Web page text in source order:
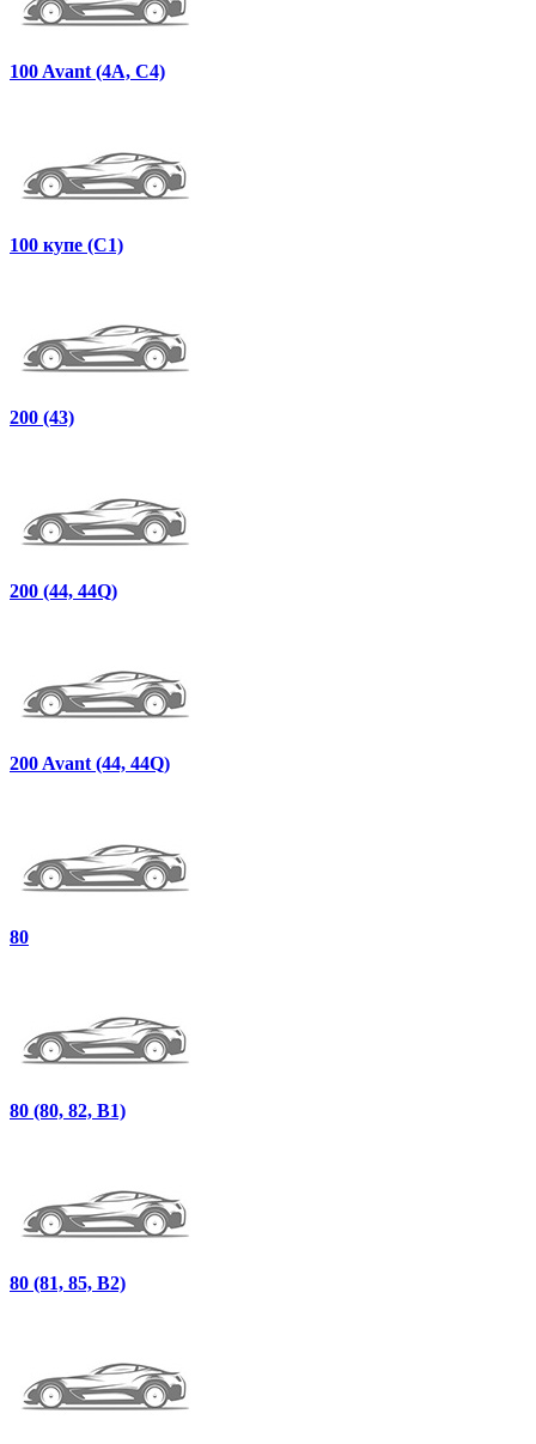
100 Avant (4A, C4)
100 купе (C1)
200 (43)
200 (44, 44Q)
200 Avant (44, 44Q)
80
80 (80, 82, B1)
80 (81, 85, B2)